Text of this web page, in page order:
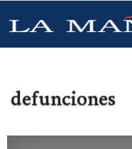
defunciones